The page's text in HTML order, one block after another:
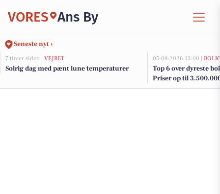
VORES Ans By
Seneste nyt ›
7 timer siden | VEJRET
Solrig dag med pænt lune temperaturer
05-08-2026 13:00 |
Top 6 over dyreste
Priser op til